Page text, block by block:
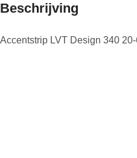
Beschrijving
Accentstrip LVT Design 340